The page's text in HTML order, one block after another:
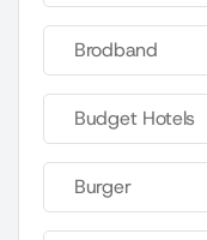
Brodband
Budget Hotels
Burger